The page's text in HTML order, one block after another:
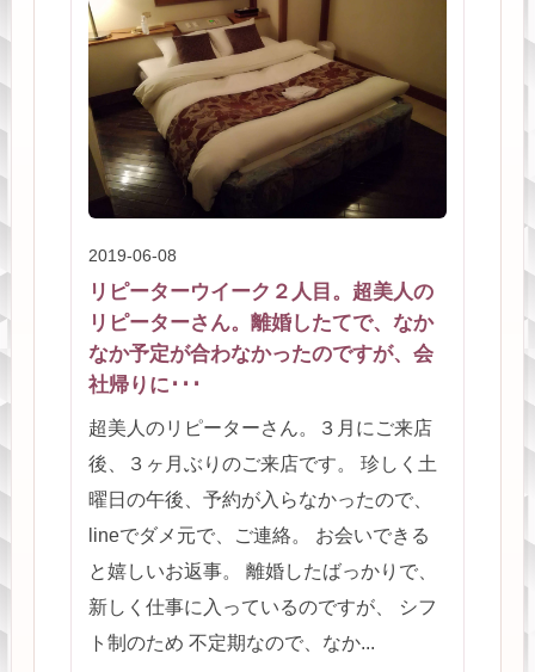
2019-06-08
リピーターウイーク２人目。超美人の
リピーターさん。離婚したてで、なか
なか予定が合わなかったのですが、会
社帰りに･･･
超美人のリピーターさん。３月にご来店
後、３ヶ月ぶりのご来店です。 珍しく土
曜日の午後、予約が入らなかったので、
lineでダメ元で、ご連絡。 お会いできる
と嬉しいお返事。 離婚したばっかりで、
新しく仕事に入っているのですが、 シフ
ト制のため 不定期なので、なか...